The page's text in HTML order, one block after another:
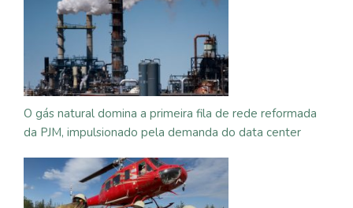
O gás natural domina a primeira fila de rede reformada
da PJM, impulsionado pela demanda do data center